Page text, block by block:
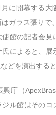
に開幕する大
ガラス張りで
使館の記者会
氏によると、
どを演出すると
興庁（
ジル館はその